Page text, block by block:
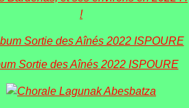
!
Sortie des Aînés 2022 ISPOURE